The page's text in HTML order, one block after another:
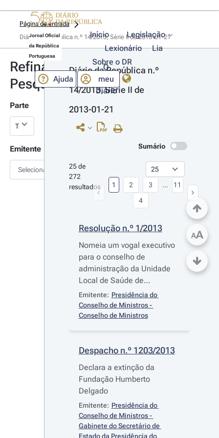
Jornal Oficial
da República
Portuguesa
Início
Legislação
Lexionário
Lia
Sobre o DR
Ajuda
O
meu
Diário
Página de entrada
Diário da República n.º 14/2013, Série II de 2013-01-21
Refinar
Pesquisa
Parte
Emitente
Selecionar
Diário da República n.º
14/2013, Série II de
2013-01-21
Sumário
25 de
272
resultados
1 2
3
4
... 11
Resolução n.º 1/2013
Nomeia um vogal executivo
para o conselho de
administração da Unidade
Local de Saúde de
Matosinhos, E.P.E.
Emitente: Presidência do
Conselho de Ministros -
Conselho de Ministros
Despacho n.º 1203/2013
Declara a extinção da
Fundação Humberto
Delgado
Emitente: Presidência do
Conselho de Ministros -
Gabinete do Secretário de
Estado da Presidência do
AA